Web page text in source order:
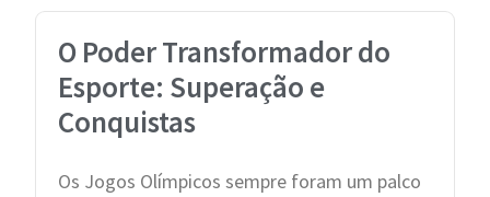
O Poder Transformador do
Esporte: Superação e
Conquistas
Os Jogos Olímpicos sempre foram um palco